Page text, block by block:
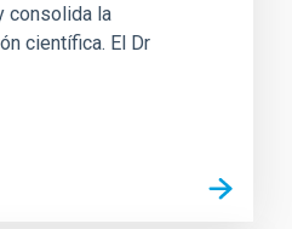
consolida la
científica. El Dr